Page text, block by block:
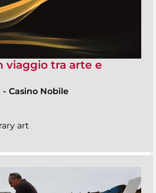
viaggio tra arte e
- Casino Nobile
art